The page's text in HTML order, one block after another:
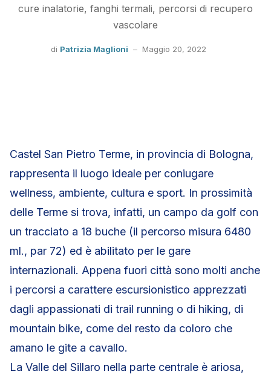
cure inalatorie, fanghi termali, percorsi di recupero
vascolare
di Patrizia Maglioni – Maggio 20, 2022
Castel San Pietro Terme, in provincia di Bologna,
rappresenta il luogo ideale per coniugare
wellness, ambiente, cultura e sport. In prossimità
delle Terme si trova, infatti, un campo da golf con
un tracciato a 18 buche (il percorso misura 6480
ml., par 72) ed è abilitato per le gare
internazionali. Appena fuori città sono molti anche
i percorsi a carattere escursionistico apprezzati
dagli appassionati di trail running o di hiking, di
mountain bike, come del resto da coloro che
amano le gite a cavallo.
La Valle del Sillaro nella parte centrale è ariosa,